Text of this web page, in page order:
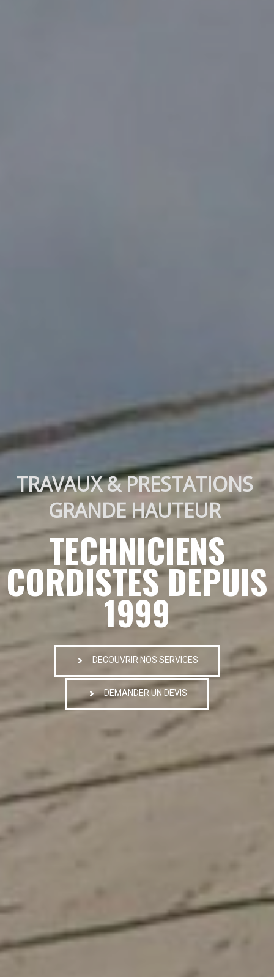
TRAVAUX & PRESTATIONS
GRANDE HAUTEUR
TECHNICIENS
CORDISTES DEPUIS
1999
DECOUVRIR NOS SERVICES
DEMANDER UN DEVIS